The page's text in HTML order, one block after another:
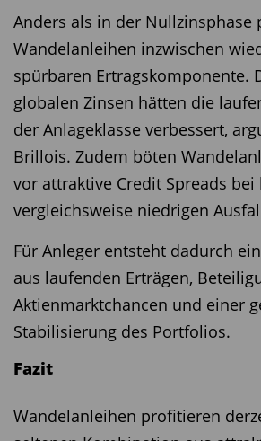
Raumfahrtmissionen oder
technologische Beiträge zur
Nutzung des Weltraums. Das
nebenwertelastig. Rund 30
mit einer Marktkapitalisierung
Milliarden Euro aus. Den
65 Prozent haben US-Titel.
Kanada und Israel. Zu den
Aerospace USA Industrie,
Intuitive Machines, Rocket Lab
EchoStar. Die zehn größten
zusammen gut 47 Prozent des
Active Share beträgt 96 Prozent.
Kommunikationsdienstleistern.
Die Analyse zeigt damit einmal
zentrale Erkenntnis der
Eine günstige Bewertung allein
ausreichender
Zusammenspiel mit Qualität,
Wachstumsperspektiven und
Diversifikation kann Value
Anders als in der Nullzinsphase
Wandelanleihen inzwischen
spürbaren Ertragskomponente.
globalen Zinsen hätten die
der Anlageklasse verbessert,
Brillois. Zudem böten
vor attraktive Credit Spreads
vergleichsweise niedrigen
Für Anleger entsteht dadurch
aus laufenden Erträgen,
Aktienmarktchancen und einer
Stabilisierung des Portfolios.
Fazit
Wandelanleihen profitieren